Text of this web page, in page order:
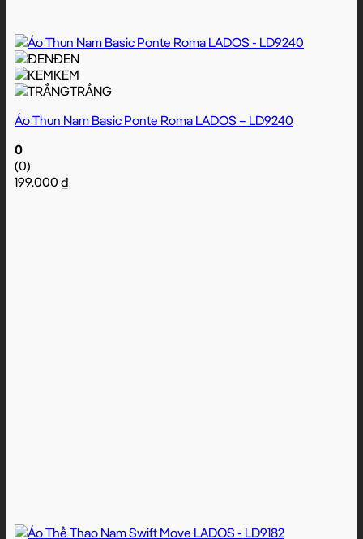
ĐEN
KEM
TRẮNG
Áo Thun Nam Basic Ponte Roma LADOS – LD9240
0
(0)
199.000 ₫